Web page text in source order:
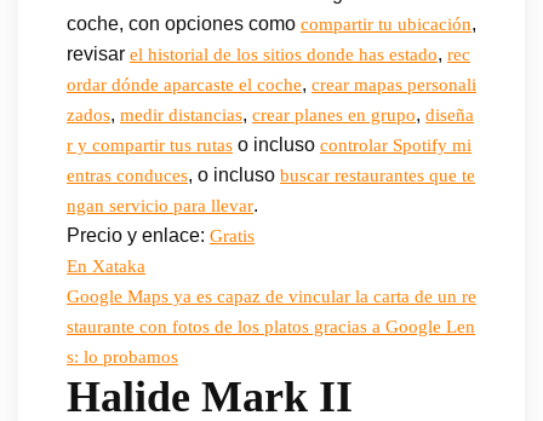
coche, con opciones como compartir tu ubicación,
revisar el historial de los sitios donde has estado, rec
ordar dónde aparcaste el coche, crear mapas personali
zados, medir distancias, crear planes en grupo, diseña
r y compartir tus rutas o incluso controlar Spotify mi
entras conduces, o incluso buscar restaurantes que te
ngan servicio para llevar.
Precio y enlace: Gratis
En Xataka
Google Maps ya es capaz de vincular la carta de un re
staurante con fotos de los platos gracias a Google Len
s: lo probamos
Halide Mark II